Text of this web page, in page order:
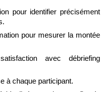
pour identifier précisément
pour mesurer la montée
avec débriefing
à chaque participant.